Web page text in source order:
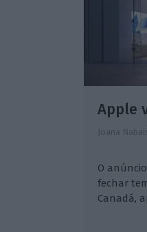
Apple
Joana
O
fechar
Canadá,